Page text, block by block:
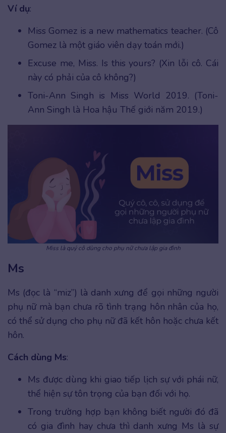
Ví dụ:
Miss Gomez is a new mathematics teacher. (Cô
Gomez là một giáo viên dạy toán mới.)
Excuse me, Miss. Is this yours? (Xin lỗi cô. Cái
này có phải của cô không?)
Toni-Ann Singh is Miss World 2019. (Toni-
Ann Singh là Hoa hậu Thế giới năm 2019.)
Miss là quý cô dùng cho phụ nữ chưa lập gia đình
Ms
Ms (đọc là “miz”) là danh xưng để gọi những người
phụ nữ mà bạn chưa rõ tình trạng hôn nhân của họ,
có thể sử dụng cho phụ nữ đã kết hôn hoặc chưa kết
hôn.
Cách dùng Ms:
Ms được dùng khi giao tiếp lịch sự với phái nữ,
thể hiện sự tôn trọng của bạn đối với họ.
Trong trường hợp bạn không biết người đó đã
có gia đình hay chưa thì danh xưng Ms là sự